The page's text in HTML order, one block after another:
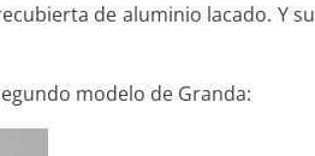
de aluminio lacado. Y su
modelo de Granda: